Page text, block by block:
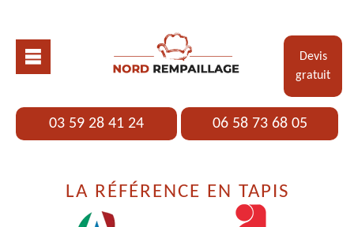
Devis
gratuit
03 59 28 41 24 06 58 73 68 05
LA RÉFÉRENCE EN TAPIS